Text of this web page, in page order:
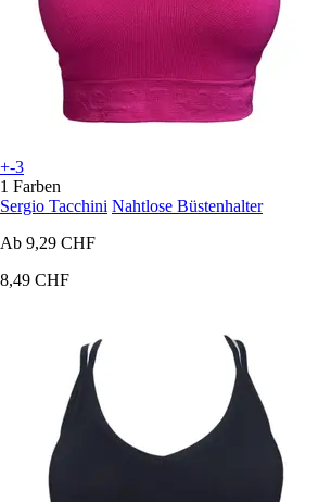
+-3
1 Farben
Sergio Tacchini Nahtlose Büstenhalter
Ab 9,29 CHF
8,49 CHF